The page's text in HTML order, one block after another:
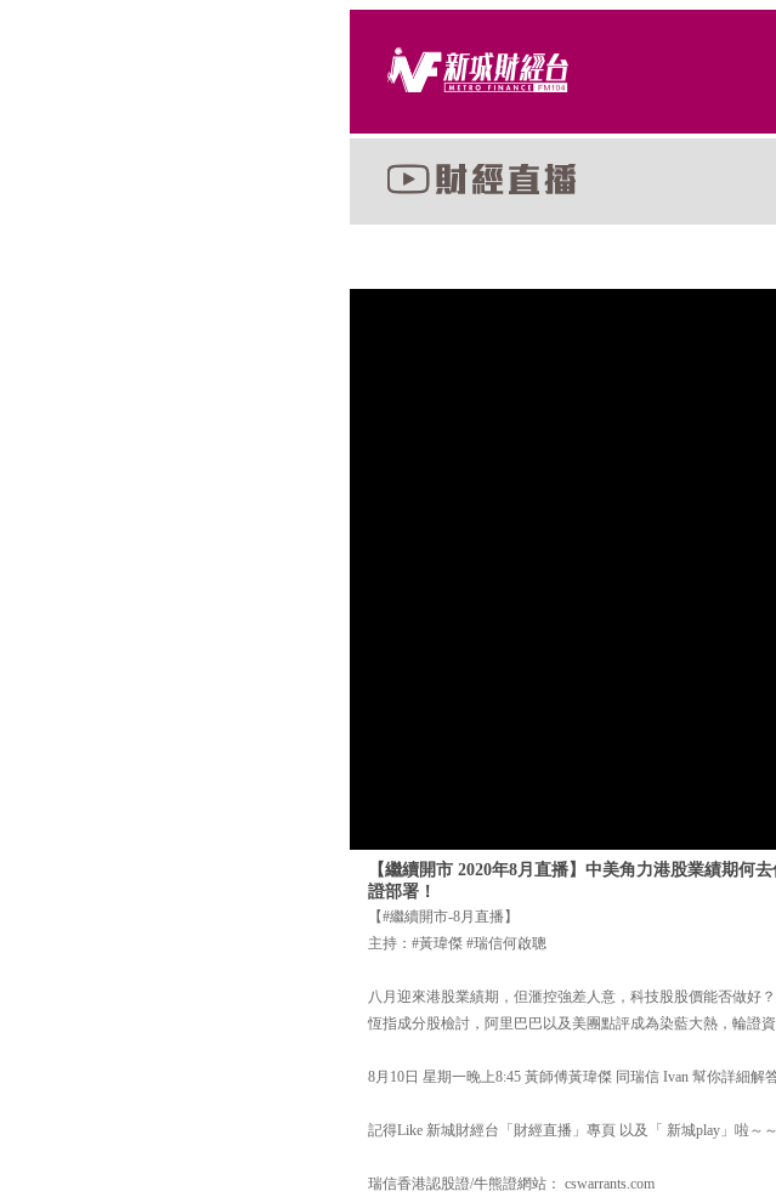
【繼續開市 2020年8月直播】中美角力港股業績期何
證部署！
【#繼續開市-8月直播】
主持：#黃瑋傑 #瑞信何啟聰
八月迎來港股業績期，但滙控強差人意，科技股股價能否做好
恆指成分股檢討，阿里巴巴以及美團點評成為染藍大熱，輪證
8月10日 星期一晚上8:45 黃師傅黃瑋傑 同瑞信 Ivan 幫你詳細解答
記得Like 新城財經台「財經直播」專頁 以及「 新城play」啦～
瑞信香港認股證/牛熊證網站： cswarrants.com